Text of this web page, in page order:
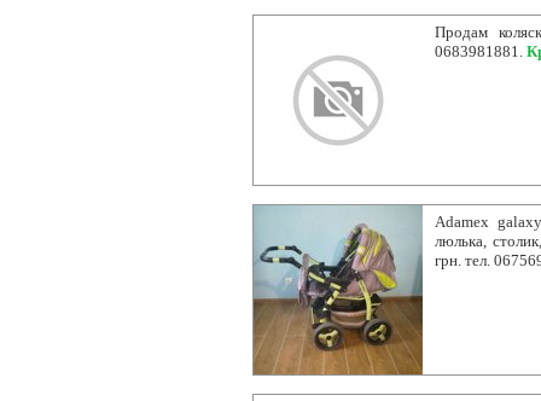
Продам
0683981881.
Adamex
люлька,
грн. тел.